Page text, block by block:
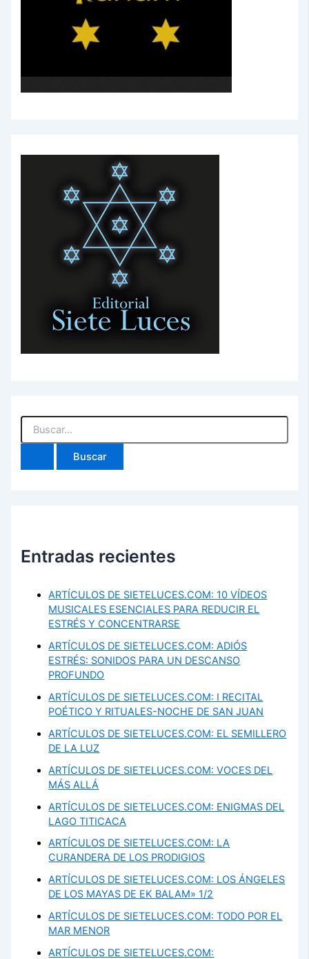
Buscar
por:
Entradas recientes
ARTÍCULOS DE SIETELUCES.COM: 10 VÍDEOS
MUSICALES ESENCIALES PARA REDUCIR EL
ESTRÉS Y CONCENTRARSE
ARTÍCULOS DE SIETELUCES.COM: ADIÓS
ESTRÉS: SONIDOS PARA UN DESCANSO
PROFUNDO
ARTÍCULOS DE SIETELUCES.COM: I RECITAL
POÉTICO Y RITUALES-NOCHE DE SAN JUAN
ARTÍCULOS DE SIETELUCES.COM: EL SEMILLERO
DE LA LUZ
ARTÍCULOS DE SIETELUCES.COM: VOCES DEL
MÁS ALLÁ
ARTÍCULOS DE SIETELUCES.COM: ENIGMAS DEL
LAGO TITICACA
ARTÍCULOS DE SIETELUCES.COM: LA
CURANDERA DE LOS PRODIGIOS
ARTÍCULOS DE SIETELUCES.COM: LOS ÁNGELES
DE LOS MAYAS DE EK BALAM» 1/2
ARTÍCULOS DE SIETELUCES.COM: TODO POR EL
MAR MENOR
ARTÍCULOS DE SIETELUCES.COM: